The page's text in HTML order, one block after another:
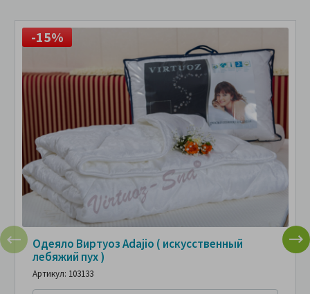
-15%
Одеяло Виртуоз Adajio ( искусственный
лебяжий пух )
Артикул: 103133